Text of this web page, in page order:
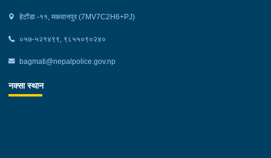
हेटौंडा -११, मकवानपुर (7MV7C2H6+PJ)
०५७-५२१४९९, ९८५५०९०२४०
bagmati@nepalpolice.gov.np
नक्सा स्थान